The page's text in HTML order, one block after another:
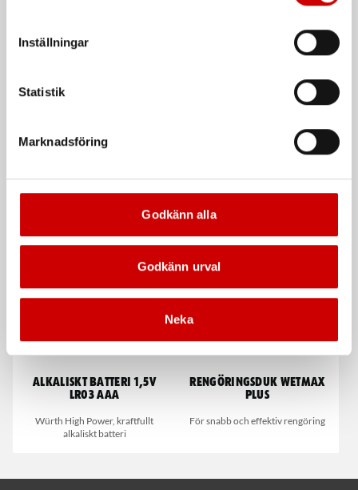
att godkänna samtycker du till sådana överföringar. Läs
Inställningar
Statistik
Marknadsföring
Godkänn alla
Godkänn urval
Neka
Vindrutelim, Expert MS
Tunap 984 Diesel
Kampanj
Alkaliskt Batteri 1,5V
LR03 AAA
Würth High Power, kraftfullt
alkaliskt batteri
Kampanj
Rengöringsduk Wetmax
Plus
För snabb och effektiv rengöring